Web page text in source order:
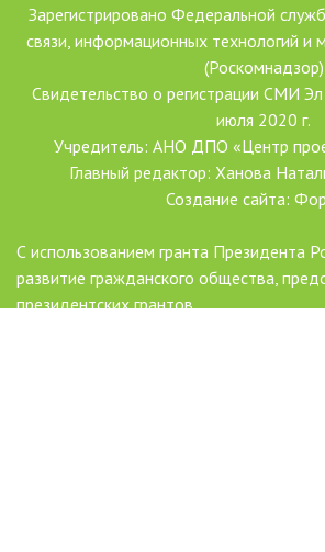
Зарегистрировано Федеральной
связи, информационных технологий и
(Роскомнадзор)
Свидетельство о регистрации СМИ
июля 2020 г.
Учредитель: АНО ДПО «Центр
Главный редактор: Ханова
Создание сайта:
С использованием гранта Президента
развитие гражданского общества,
президентских грантов